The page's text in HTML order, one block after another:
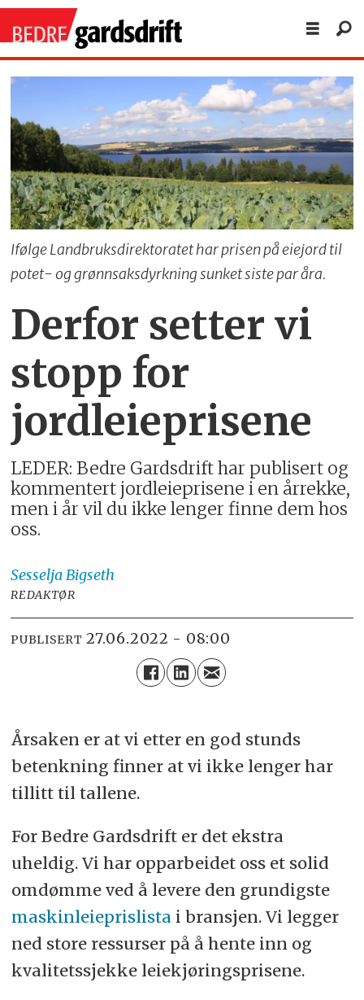
Ifølge Landbruksdirektoratet har prisen på eiejord til
potet- og grønnsaksdyrkning sunket siste par åra.
Derfor setter vi
stopp for
jordleieprisene
LEDER: Bedre Gardsdrift har publisert og
kommentert jordleieprisene i en årrekke,
men i år vil du ikke lenger finne dem hos
oss.
SesseljaBigseth
REDAKTØR
PUBLISERT 27.06.2022 - 08:00
Årsaken er at vi etter en god stunds
betenkning finner at vi ikke lenger har
tillitt til tallene.
For Bedre Gardsdrift er det ekstra
uheldig. Vi har opparbeidet oss et solid
omdømme ved å levere den grundigste
maskinleieprislistai bransjen. Vi legger
ned store ressurser på å hente inn og
kvalitetssjekke leiekjøringsprisene.